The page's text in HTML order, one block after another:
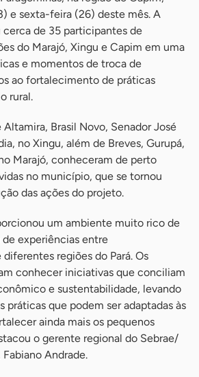
e sexta-feira (26) deste mês. A
cerca de 35 participantes de
do Marajó, Xingu e Capim em uma
e momentos de troca de
ao fortalecimento de práticas
rural.
Brasil Novo, Senador José
no Xingu, além de Breves, Gurupá,
Marajó, conheceram de perto
no município, que se tornou
das ações do projeto.
um ambiente muito rico de
experiências entre
regiões do Pará. Os
conhecer iniciativas que conciliam
e sustentabilidade, levando
práticas que podem ser adaptadas às
ainda mais os pequenos
o gerente regional do Sebrae/
Andrade.